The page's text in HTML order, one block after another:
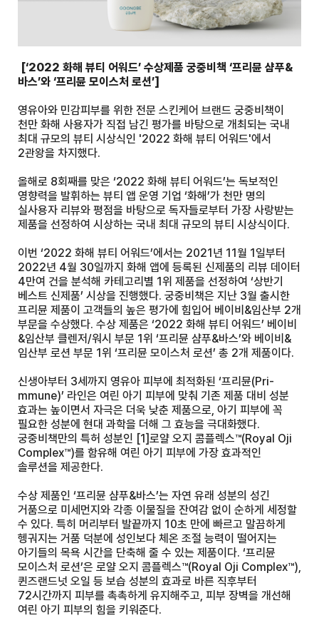
[‘2022 화해 뷰티 어워드’ 수상제품 궁중비책 ‘프리뮨 샴푸&
바스’와 ‘프리뮨 모이스처 로션’]
영유아와 민감피부를 위한 전문 스킨케어 브랜드 궁중비책이
천만 화해 사용자가 직접 남긴 평가를 바탕으로 개최되는 국내
최대 규모의 뷰티 시상식인 '2022 화해 뷰티 어워드'에서
2관왕을 차지했다.
올해로 8회째를 맞은 ‘2022 화해 뷰티 어워드’는 독보적인
영향력을 발휘하는 뷰티 앱 운영 기업 ‘화해’가 천만 명의
실사용자 리뷰와 평점을 바탕으로 독자들로부터 가장 사랑받는
제품을 선정하여 시상하는 국내 최대 규모의 뷰티 시상식이다.
이번 ‘2022 화해 뷰티 어워드’에서는 2021년 11월 1일부터
2022년 4월 30일까지 화해 앱에 등록된 신제품의 리뷰 데이터
4만여 건을 분석해 카테고리별 1위 제품을 선정하여 ‘상반기
베스트 신제품’ 시상을 진행했다. 궁중비책은 지난 3월 출시한
프리뮨 제품이 고객들의 높은 평가에 힘입어 베이비&임산부 2개
부문을 수상했다. 수상 제품은 ‘2022 화해 뷰티 어워드’ 베이비
&임산부 클렌저/워시 부문 1위 ‘프리뮨 샴푸&바스’와 베이비&
임산부 로션 부문 1위 ‘프리뮨 모이스처 로션’ 총 2개 제품이다.
신생아부터 3세까지 영유아 피부에 최적화된 ‘프리뮨(Pri-
mmune)’ 라인은 여린 아기 피부에 맞춰 기존 제품 대비 성분
효과는 높이면서 자극은 더욱 낮춘 제품으로, 아기 피부에 꼭
필요한 성분에 현대 과학을 더해 그 효능을 극대화했다.
궁중비책만의 특허 성분인 [1]로얄 오지 콤플렉스™(Royal Oji
Complex™)를 함유해 여린 아기 피부에 가장 효과적인
솔루션을 제공한다.
수상 제품인 ‘프리뮨 샴푸&바스’는 자연 유래 성분의 성긴
거품으로 미세먼지와 각종 이물질을 잔여감 없이 순하게 세정할
수 있다. 특히 머리부터 발끝까지 10초 만에 빠르고 말끔하게
헹궈지는 거품 덕분에 성인보다 체온 조절 능력이 떨어지는
아기들의 목욕 시간을 단축해 줄 수 있는 제품이다. ‘프리뮨
모이스처 로션’은 로얄 오지 콤플렉스™(Royal Oji Complex™),
퀸즈랜드넛 오일 등 보습 성분의 효과로 바른 직후부터
72시간까지 피부를 촉촉하게 유지해주고, 피부 장벽을 개선해
여린 아기 피부의 힘을 키워준다.